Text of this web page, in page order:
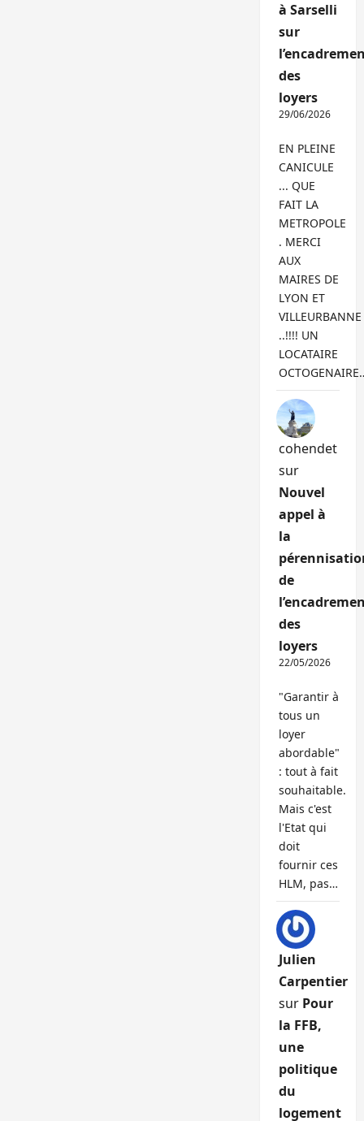
à Sarselli
sur
des
loyers
29/06/2026
EN PLEINE
CANICULE
... QUE
FAIT LA
METROPOLE
. MERCI
AUX
MAIRES DE
LYON ET
VILLEURBANNE
..!!!! UN
LOCATAIRE
cohendet
sur
Nouvel
appel à
la
de
des
loyers
22/05/2026
"Garantir à
tous un
loyer
abordable"
: tout à fait
souhaitable.
Mais c'est
l'Etat qui
doit
fournir ces
HLM, pas…
Julien
Carpentier
sur Pour
la FFB,
une
politique
du
logement